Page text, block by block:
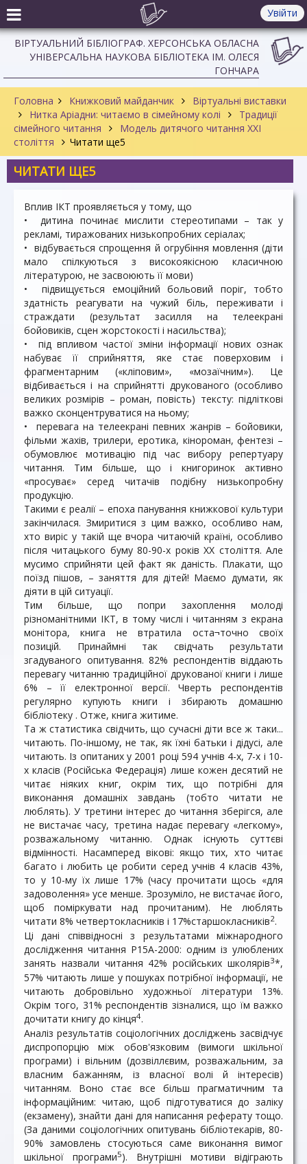
Увійти
ВІРТУАЛЬНИЙ БІБЛІОГРАФ. ХЕРСОНСЬКА ОБЛАСНА
УНІВЕРСАЛЬНА НАУКОВА БІБЛІОТЕКА ІМ. ОЛЕСЯ
ГОНЧАРА
Головна Книжковий майданчик
Віртуальні виставки
Нитка Аріадни: читаємо в сімейному колі
Традиції
сімейного читання
Модель дитячого читання XXI
століття
Читати ще5
ЧИТАТИ ЩЕ5
Вплив ІКТ проявляється у тому, що
• дитина починає мислити стереотипами – так у
рекламі, тиражованих низькопробних серіалах;
• відбувається спрощення й огрубіння мовлення (діти
мало спілкуються з високоякісною класичною
літературою, не засвоюють її мови)
• підвищується емоційний больовий поріг, тобто
здатність реагувати на чужий біль, переживати і
страждати (результат засилля на телеекрані
бойовиків, сцен жорстокості і насильства);
• під впливом частої зміни інформації нових ознак
набуває її сприйняття, яке стає поверховим і
фрагментарним («кліповим», «мозаїчним»). Це
відбивається і на сприйнятті друкованого (особливо
великих розмірів – роман, повість) тексту: підліткові
важко сконцентруватися на ньому;
• перевага на телеекрані певних жанрів – бойовики,
фільми жахів, трилери, еротика, кінороман, фентезі –
обумовлює мотивацію під час вибору репертуару
читання. Тим більше, що і книгоринок активно
«просуває» серед читачів подібну низькопробну
продукцію.
Такими є реалії – епоха панування книжкової культури
закінчилася. Змиритися з цим важко, особливо нам,
хто виріс у такій ще вчора читаючій країні, особливо
після читацького буму 80-90-х років XX століття. Але
мусимо сприйняти цей факт як даність. Плакати, що
поїзд пішов, – заняття для дітей! Маємо думати, як
діяти в цій ситуації.
Тим більше, що попри захоплення молоді
різноманітними ІКТ, в тому числі і читанням з екрана
монітора, книга не втратила оста¬точно своїх
позицій. Принаймні так свідчать результати
згадуваного опитування. 82% респондентів віддають
перевагу читанню традиційної друкованої книги і лише
6% – її електронної версії. Чверть респондентів
регулярно купують книги і збирають домашню
бібліотеку . Отже, книга житиме.
Та ж статистика свідчить, що сучасні діти все ж таки...
читають. По-іншому, не так, як їхні батьки і дідусі, але
читають. Із опитаних у 2001 році 594 учнів 4-х, 7-х і 10-
х класів (Російська Федерація) лише кожен десятий не
читає ніяких книг, окрім тих, що потрібні для
виконання домашніх завдань (тобто читати не
люблять). У третини інтерес до читання зберігся, але
не вистачає часу, третина надає перевагу «легкому»,
розважальному читанню. Однак існують суттєві
відмінності. Насамперед вікові: якщо тих, хто читає
багато і любить це робити серед учнів 4 класів 43%,
то у 10-му їх лише 17% (часу прочитати щось «для
задоволення» усе менше. Зрозуміло, не вистачає його,
щоб поміркувати над прочитаним). Не люблять
читати 8% четвертокласників і 17%старшокласників2.
Ці дані співвідносні з результатами міжнародного
дослідження читання Р15А-2000: одним із улюблених
занять назвали читання 42% російських школярів3*,
57% читають лише у пошуках потрібної інформації, не
читають добровільно художньої літератури 13%.
Окрім того, 31% респондентів зізналися, що їм важко
дочитати книгу до кінця4.
Аналіз результатів соціологічних досліджень засвідчує
диспропорцію між обов'язковим (вимоги шкільної
програми) і вільним (дозвіллєвим, розважальним, за
власним бажанням, із власної волі й інтересів)
читанням. Воно стає все більш прагматичним та
інформаційним: читаю, щоб підготуватися до заліку
(екзамену), знайти дані для написання реферату тощо.
(За даними соціологічних опитувань бібліотекарів, 80-
90% замовлень стосуються саме виконання вимог
шкільної програми5). Внутрішні мотиви відіграють